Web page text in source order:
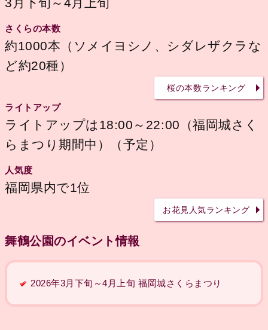
さくらの本数
約1000本（ソメイヨシノ、シダレザクラな
ど約20種）
桜の本数ランキング
ライトアップ
ライトアップは18:00～22:00（福岡城さく
らまつり期間中）（予定）
人気度
福岡県内で1位
お花見人気ランキング
舞鶴公園のイベント情報
2026年3月下旬～4月上旬 福岡城さくらまつり